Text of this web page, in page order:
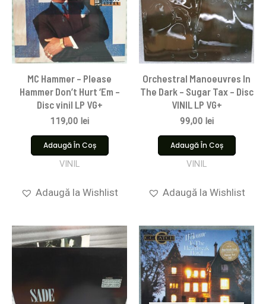
MC Hammer – Please
Hammer Don’t Hurt ‘Em –
Disc vinil LP VG+
119,00 lei
Adaugă În Coș
VINIL
Adaugă la Wishlist
Orchestral Manoeuvres In
The Dark – Sugar Tax – Disc
VINIL LP VG+
99,00 lei
Adaugă În Coș
VINIL
Adaugă la Wishlist